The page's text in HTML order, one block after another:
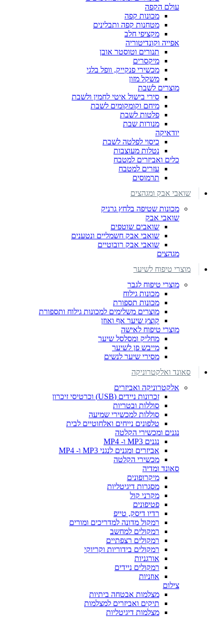
עולם הקפה
מכונות קפה
מטחנות קפה ותבלינים
מקציפי חלב
אפייה וקונדיטוריה
תנורים וטוסטר אובן
מיקסרים
מכשירי פנקייק, וופל בלגי
משקל מזון
מוצרים לשבת
סירי בישול איטי לחמין ולשבת
מיחם וקומקומים לשבת
פלטות לשבת
מנורות שבת
יודאיקה
כיסוי לפלטה לשבת
נטלות מעוצבות
כלים ואביזרים למטבח
עזרים למטבח
תרמוסים
שואבי אבק ומגהצים
מכונות שטיפה בלחץ גרניק
שואבי אבק
שואבים שוטפים
שואבי אבק חשמליים ונטענים
שואבי אבק רובוטיים
מגהצים
מוצרי טיפוח לשיער
מוצרי טיפוח לגבר
מכונות גילוח
מכונות תספורת
מוצרים משלימים למכונות גילוח ותספורת
קוצץ שיער אף ואוזן
מוצרי טיפוח לאישה
מחליק ומסלסל שיער
מייבש פן לשיער
מסירי שיער לנשים
סאונד ואלקטרוניקה
אלקטרוניקה ואביזרים
זכרונות ניידים (USB) וכרטיסי זיכרון
סוללות ובטריות
סוללות למכשירי שמיעה
טלפונים נייחים ואלחוטיים לבית
נגנים ומכשירי הקלטה
נגנים MP3 ו- MP4
אביזרים ומגנים לנגני MP3 ו- MP4
מכשירי הקלטה
סאונד ומדיה
מיקרופונים
מסגרות דיגיטליות
מקרני קול
פטיפונים
רדיו דיסק, טייפ
רמקול מדונה למדריכים ומורים
רמקולים למחשב
רמקולים רצפתיים
רמקולים בידוריות וקריוקי
אורגניות
רמקולים ניידים
אוזניות
צילום
מצלמות אבטחה ביתיות
תיקים ואביזרים למצלמות
מצלמות דיגיטליות